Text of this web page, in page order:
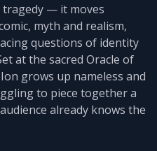
— it moves
myth and realism,
questions of identity
at the sacred Oracle of
grows up nameless and
to piece together a
already knows the